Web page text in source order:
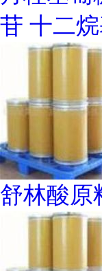
苷 十二
舒林酸原